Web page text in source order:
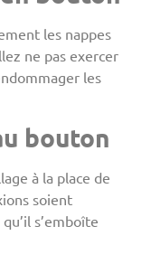
les nappes
ne pas exercer
les
bouton
à la place de
soient
s’emboîte